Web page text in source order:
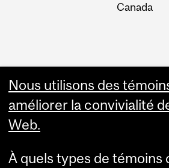
Canada
Nous utilisons des
améliorer la convivialité
Web.
À quels types de témoins